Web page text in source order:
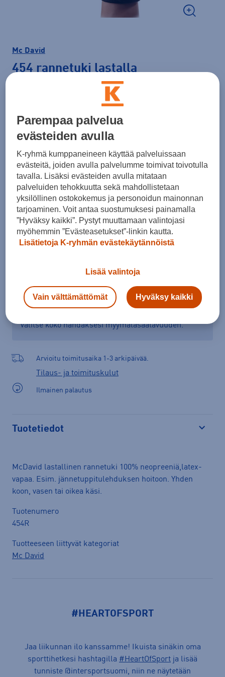
Mc David
454 rannetuki lastalla
Väri
Koko
Lisää ostoskoriin
Tarkista saatavuus ja tilaa myymälästä
Verkkokauppa: SaatavillaMyymälät: Saatavilla
Valitse koko nähdäksesi myymäläsaatavuuden.
Arvioitu toimitusaika 1-3 arkipäivää.
Tilaus- ja toimituskulut
Ilmainen palautus
Tuotetiedot
McDavid lastallinen rannetuki 100% neopreeniä,latex-
vapaa. Esim. jännetuppitulehduksen hoitoon. Yhden
koon, vasen tai oikea käsi.
Tuotenumero
454R
Tuotteeseen liittyvät kategoriat
Mc David
#HEARTOFSPORT
Jaa liikunnan ilo kanssamme! Ikuista sinäkin oma
sporttihetkesi hashtagilla #HeartOfSport ja lisää
tunniste @intersportsuomi, niin ne näytetään
Parempaa palvelua
evästeiden avulla
K-ryhmä kumppaneineen käyttää palveluissaan
evästeitä, joiden avulla palvelumme toimivat toivotulla
tavalla. Lisäksi evästeiden avulla mitataan
palveluiden tehokkuutta sekä mahdollistetaan
yksilöllinen ostokokemus ja personoidun mainonnan
tarjoaminen. Voit antaa suostumuksesi painamalla
”Hyväksy kaikki”. Pystyt muuttamaan valintojasi
myöhemmin ”Evästeasetukset”-linkin kautta.
Lisätietoja K-ryhmän evästekäytännöistä
Lisää valintoja
Vain välttämättömät Hyväksy kaikki